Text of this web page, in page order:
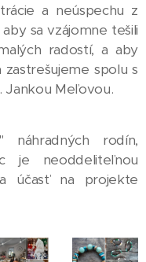
a neúspechu z
sa vzájomne tešili
radostí, a aby
spolu s
Jankou Meľovou.
náhradných rodín,
je neoddeliteľnou
účasť na projekte